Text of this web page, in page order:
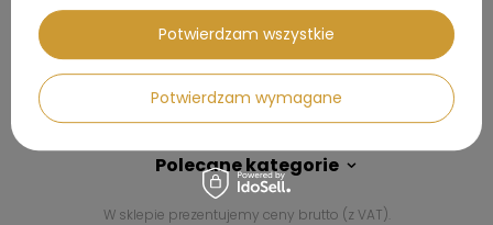
Konto
Regulaminy
Polecane kategorie
W sklepie prezentujemy ceny brutto (z VAT).
Potwierdzam wymagane
Potwierdzam wszystkie